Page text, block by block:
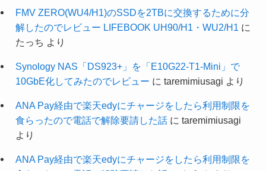
FMV ZERO(WU4/H1)のSSDを2TBに交換するために分
解したのでレビュー LIFEBOOK UH90/H1・WU2/H1 に
たっち より
Synology NAS「DS923+」を「E10G22-T1-Mini」で
10GbE化してみたのでレビュー に taremimiusagi より
ANA Pay経由で楽天edyにチャージをしたら利用制限を
食らったので電話で解除要請した話に taremimiusagi
より
ANA Pay経由で楽天edyにチャージをしたら利用制限を